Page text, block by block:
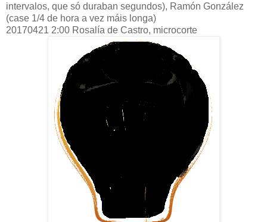
intervalos, que só duraban segundos), Ramón González
(case 1/4 de hora a vez máis longa)
20170421 2:00 Rosalía de Castro, microcorte